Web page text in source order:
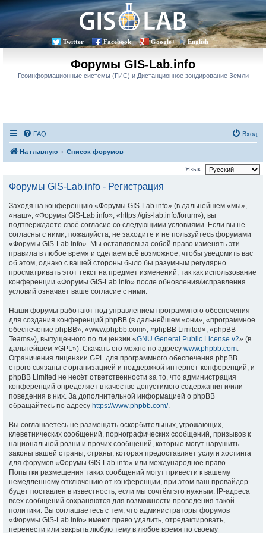
Twitter Facebook Google+ English
Форумы GIS-Lab.info
Геоинформационные системы (ГИС) и Дистанционное зондирование Земли
FAQ Вход
На главную Список форумов
Язык:
Форумы GIS-Lab.info - Регистрация
Заходя на конференцию «Форумы GIS-Lab.info» (в дальнейшем «мы»,
«наш», «Форумы GIS-Lab.info», «https://gis-lab.info/forum»), вы
подтверждаете своё согласие со следующими условиями. Если вы не
согласны с ними, пожалуйста, не заходите и не пользуйтесь форумами
«Форумы GIS-Lab.info». Мы оставляем за собой право изменять эти
правила в любое время и сделаем всё возможное, чтобы уведомить вас
об этом, однако с вашей стороны было бы разумным регулярно
просматривать этот текст на предмет изменений, так как использование
конференции «Форумы GIS-Lab.info» после обновления/исправления
условий означает ваше согласие с ними.
Наши форумы работают под управлением программного обеспечения
для создания конференций phpBB (в дальнейшем «они», «программное
обеспечение phpBB», «www.phpbb.com», «phpBB Limited», «phpBB
Teams»), выпущенного по лицензии «GNU General Public License v2» (в
дальнейшем «GPL»). Скачать его можно по адресу www.phpbb.com.
Ограничения лицензии GPL для программного обеспечения phpBB
строго связаны с организацией и поддержкой интернет-конференций, и
phpBB Limited не несёт ответственности за то, что администрация
конференций определяет в качестве допустимого содержания и/или
поведения в них. За дополнительной информацией о phpBB
обращайтесь по адресу https://www.phpbb.com/.
Вы соглашаетесь не размещать оскорбительных, угрожающих,
клеветнических сообщений, порнографических сообщений, призывов к
национальной розни и прочих сообщений, которые могут нарушить
законы вашей страны, страны, которая предоставляет услуги хостинга
для форумов «Форумы GIS-Lab.info» или международное право.
Попытки размещения таких сообщений могут привести к вашему
немедленному отключению от конференции, при этом ваш провайдер
будет поставлен в известность, если мы сочтём это нужным. IP-адреса
всех сообщений сохраняются для возможности проведения такой
политики. Вы соглашаетесь с тем, что администраторы форумов
«Форумы GIS-Lab.info» имеют право удалить, отредактировать,
перенести или закрыть любую тему в любое время по своему